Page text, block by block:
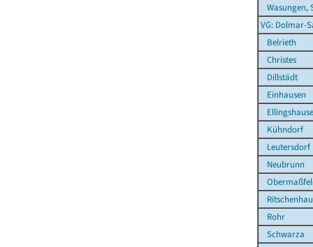
Wasungen,
VG: Dolmar-
Belrieth
Christes
Dillstädt
Einhausen
Kühndorf
Leutersdorf
Neubrunn
Rohr
Schwarza